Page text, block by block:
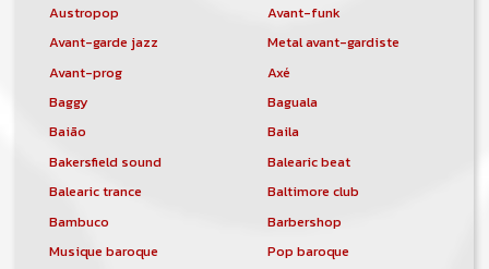
Austropop
Avant-funk
Avant-garde jazz
Metal avant-gardiste
Avant-prog
Axé
Baggy
Baguala
Baião
Baila
Bakersfield sound
Balearic beat
Balearic trance
Baltimore club
Bambuco
Barbershop
Musique baroque
Pop baroque